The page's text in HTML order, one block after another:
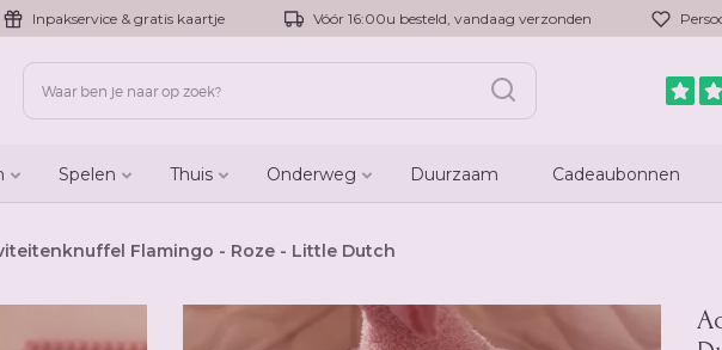
Inpakservice & gratis kaartje Vóór 16:00u besteld, vandaag verzonden
Spelen Thuis Onderweg Duurzaam Cadeaubonnen
Flamingo - Roze - Little Dutch